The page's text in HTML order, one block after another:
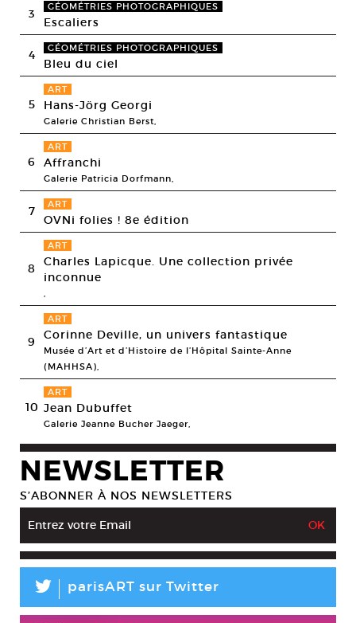
3 GÉOMÉTRIES PHOTOGRAPHIQUES
Escaliers
4 GÉOMÉTRIES PHOTOGRAPHIQUES
Bleu du ciel
5
ART
Hans-Jörg Georgi
Galerie Christian Berst,
6
ART
Affranchi
Galerie Patricia Dorfmann,
7 ART
OVNi folies ! 8e édition
8
ART
Charles Lapicque. Une collection privée
inconnue
,
9
ART
Corinne Deville, un univers fantastique
Musée d’Art et d’Histoire de l’Hôpital Sainte-Anne
(MAHHSA),
10
ART
Jean Dubuffet
Galerie Jeanne Bucher Jaeger,
NEWSLETTER
S’ABONNER À NOS NEWSLETTERS
L parisART sur Twitter